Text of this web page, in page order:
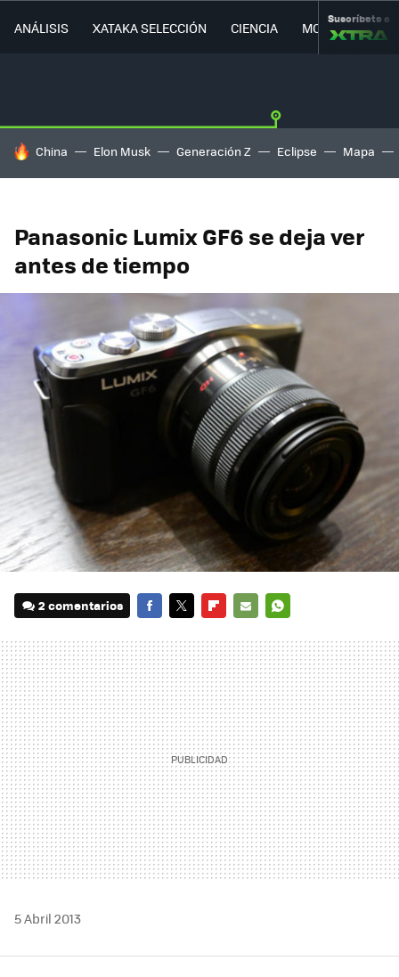
ANÁLISIS XATAKA SELECCIÓN CIENCIA MOVILIDAD
Suscríbete a
HOY SE HABLA DE
China Elon Musk Generación Z Eclipse Mapa
Panasonic Lumix GF6 se deja ver
antes de tiempo
2 comentarios
MAIL
5 Abril 2013